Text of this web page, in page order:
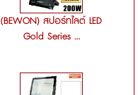
(BEWON) สปอร์ทไลต์ LED
Gold Series ...